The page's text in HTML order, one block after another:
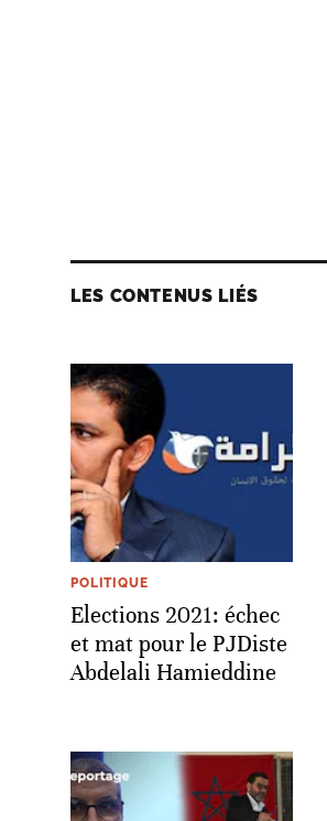
LES CONTENUS LIÉS
POLITIQUE
Elections 2021: échec
et mat pour le PJDiste
Abdelali Hamieddine